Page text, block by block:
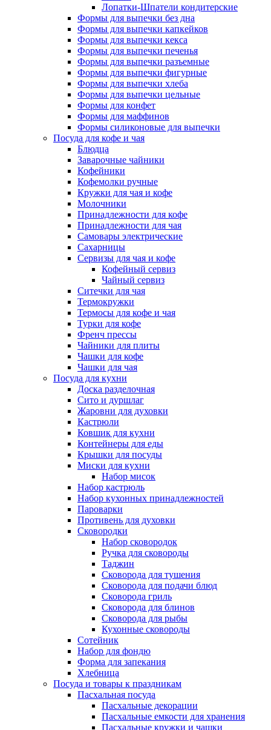
Лопатки-Шпатели кондитерские
Формы для выпечки без дна
Формы для выпечки капкейков
Формы для выпечки кекса
Формы для выпечки печенья
Формы для выпечки разъемные
Формы для выпечки фигурные
Формы для выпечки хлеба
Формы для выпечки цельные
Формы для конфет
Формы для маффинов
Формы силиконовые для выпечки
Посуда для кофе и чая
Блюдца
Заварочные чайники
Кофейники
Кофемолки ручные
Кружки для чая и кофе
Молочники
Принадлежности для кофе
Принадлежности для чая
Самовары электрические
Сахарницы
Сервизы для чая и кофе
Кофейный сервиз
Чайный сервиз
Ситечки для чая
Термокружки
Термосы для кофе и чая
Турки для кофе
Френч прессы
Чайники для плиты
Чашки для кофе
Чашки для чая
Посуда для кухни
Доска разделочная
Сито и дуршлаг
Жаровни для духовки
Кастрюли
Ковшик для кухни
Контейнеры для еды
Крышки для посуды
Миски для кухни
Набор мисок
Набор кастрюль
Набор кухонных принадлежностей
Пароварки
Противень для духовки
Сковородки
Набор сковородок
Ручка для сковороды
Таджин
Сковорода для тушения
Сковорода для подачи блюд
Сковорода гриль
Сковорода для блинов
Сковорода для рыбы
Кухонные сковороды
Сотейник
Набор для фондю
Форма для запекания
Хлебница
Посуда и товары к праздникам
Пасхальная посуда
Пасхальные декорации
Пасхальные емкости для хранения
Пасхальные кружки и чашки